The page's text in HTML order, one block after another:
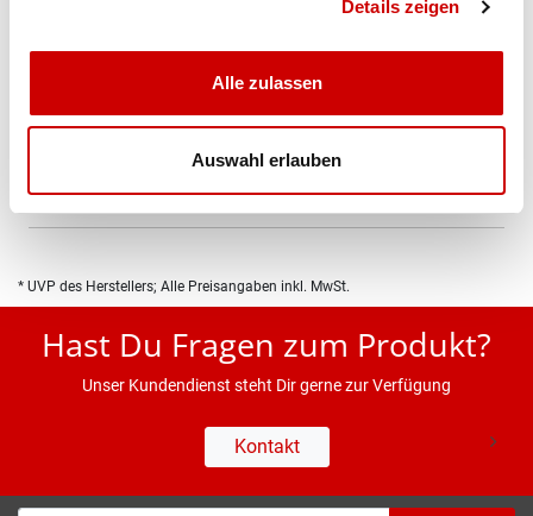
Details zeigen
Alle zulassen
Auswahl erlauben
Produktbeschreibung
Eigenschaften
* UVP des Herstellers; Alle Preisangaben inkl. MwSt.
Hast Du Fragen zum Produkt?
Unser Kundendienst steht Dir gerne zur Verfügung
Kontakt